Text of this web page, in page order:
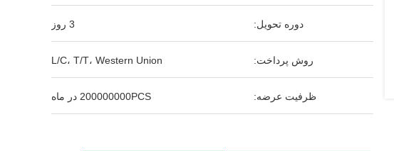
دوره تحویل: 3 روز
روش پرداخت: L/C، T/T، Western Union
ظرفیت عرضه: 200000000PCS در ماه